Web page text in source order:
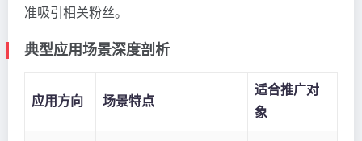
准吸引相关粉丝。
典型应用场景深度剖析
应用方向 场景特点
适合推广对
象